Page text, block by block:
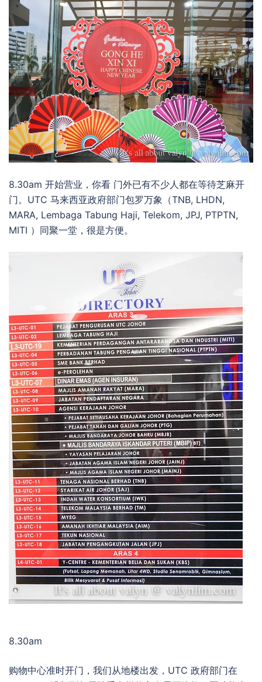
8.30am 开始营业，你看 门外已有不少人都在等待芝麻开
门。UTC 马来西亚政府部门包罗万象（TNB, LHDN,
MARA, Lembaga Tabung Haji, Telekom, JPJ, PTPTN,
MITI ）同聚一堂，很是方便。
8.30am
购物中心准时开门，我们从地楼出发，UTC 政府部门在